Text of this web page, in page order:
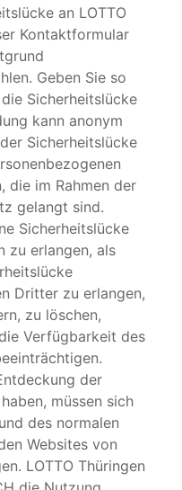
an LOTTO
Kontaktformular
Geben Sie so
Sicherheitslücke
kann anonym
Sicherheitslücke
die im Rahmen der
gelangt sind.
Sicherheitslücke
zu erlangen, als
Dritter zu erlangen,
zu löschen,
Verfügbarkeit des
der
müssen sich
des normalen
Websites von
LOTTO Thüringen